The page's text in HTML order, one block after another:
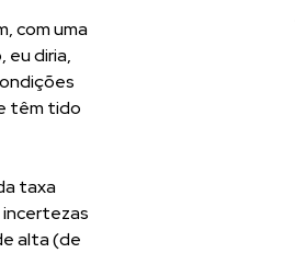
com uma
eu diria,
têm tido
taxa
incertezas
alta (de